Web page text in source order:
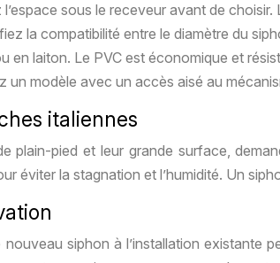
l’espace sous le receveur avant de
la compatibilité entre le diamètre du
en laiton. Le PVC est économique et
un modèle avec un accès aisé au
italiennes
plain-pied et leur grande surface,
éviter la stagnation et l’humidité. Un
siphon à l’installation